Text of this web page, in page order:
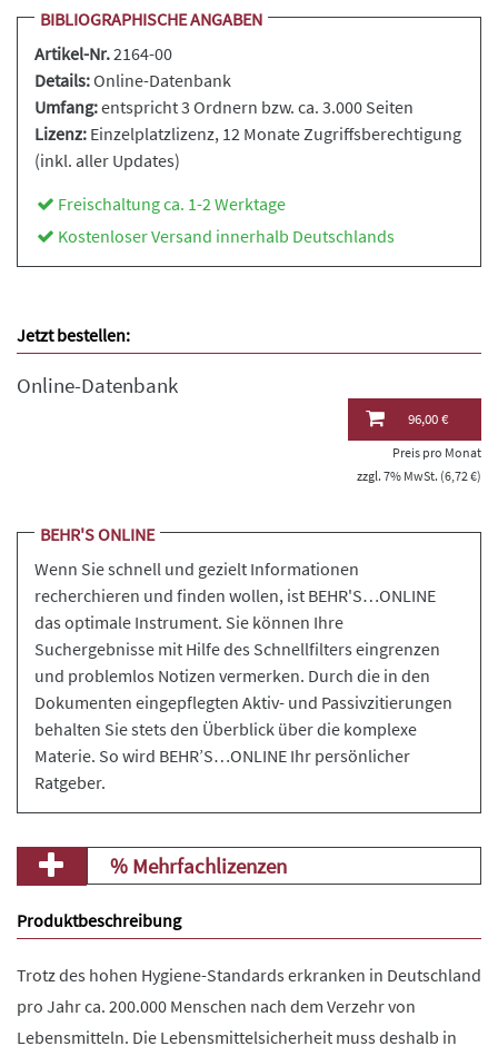
BIBLIOGRAPHISCHE ANGABEN
Artikel-Nr.2164-00
Details:Online-Datenbank
Umfang:entspricht 3 Ordnern bzw. ca. 3.000 Seiten
Lizenz: Einzelplatzlizenz, 12 Monate Zugriffsberechtigung
(inkl. aller Updates)
Freischaltung ca. 1-2 Werktage
Kostenloser Versand innerhalb Deutschlands
Jetzt bestellen:
Online-Datenbank
96,00 €
Preis pro Monat
zzgl. 7% MwSt. (6,72 €)
BEHR'S ONLINE
Wenn Sie schnell und gezielt Informationen
recherchieren und finden wollen, ist BEHR'S…ONLINE
das optimale Instrument. Sie können Ihre
Suchergebnisse mit Hilfe des Schnellfilters eingrenzen
und problemlos Notizen vermerken. Durch die in den
Dokumenten eingepflegten Aktiv- und Passivzitierungen
behalten Sie stets den Überblick über die komplexe
Materie. So wird BEHR’S…ONLINE Ihr persönlicher
Ratgeber.
% Mehrfachlizenzen
Produktbeschreibung
Trotz des hohen Hygiene-Standards erkranken in Deutschland
pro Jahr ca. 200.000 Menschen nach dem Verzehr von
Lebensmitteln. Die Lebensmittelsicherheit muss deshalb in